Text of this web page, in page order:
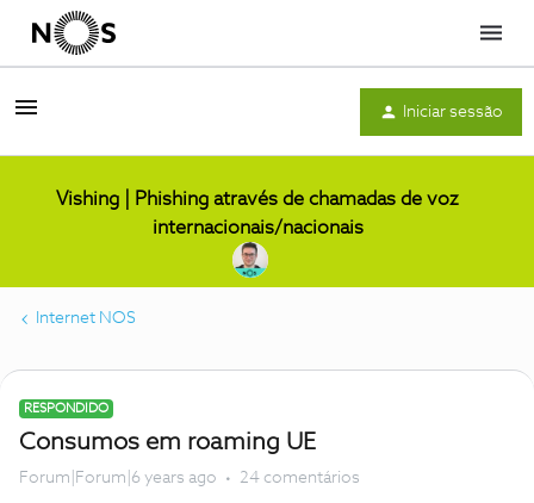
Menu
Iniciar sessão
Vishing | Phishing através de chamadas de voz
internacionais/nacionais
Internet NOS
RESPONDIDO
Consumos em roaming UE
Forum|Forum|6 years ago 24 comentários